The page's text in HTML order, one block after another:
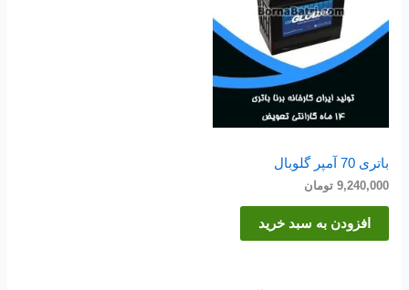
باتری 70 آمپر گلوبال
9,240,000 تومان
افزودن به سبد خرید